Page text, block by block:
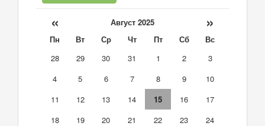
« Август 2025 »
Пн Вт Ср Чт Пт Сб
Вс
28
29 30 31 1 2
3
4
5 6 7 8 9
10
11
12 13 14 15 16
17
18
19 20 21 22 23
24